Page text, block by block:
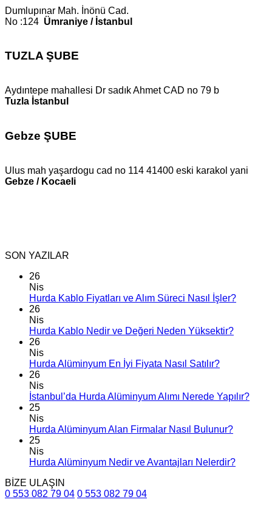
Dumlupınar Mah. İnönü Cad.
No :124 Ümraniye / İstanbul
TUZLA ŞUBE
Aydıntepe mahallesi Dr sadık Ahmet CAD no 79 b
Tuzla İstanbul
Gebze ŞUBE
Ulus mah yaşardogu cad no 114 41400 eski karakol yani
Gebze / Kocaeli
SON YAZILAR
26
Nis
Hurda Kablo Fiyatları ve Alım Süreci Nasıl İşler?
26
Nis
Hurda Kablo Nedir ve Değeri Neden Yüksektir?
26
Nis
Hurda Alüminyum En İyi Fiyata Nasıl Satılır?
26
Nis
İstanbul’da Hurda Alüminyum Alımı Nerede Yapılır?
25
Nis
Hurda Alüminyum Alan Firmalar Nasıl Bulunur?
25
Nis
Hurda Alüminyum Nedir ve Avantajları Nelerdir?
BİZE ULAŞIN
0 553 082 79 04 0 553 082 79 04